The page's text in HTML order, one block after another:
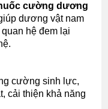
cường dương
dương vật nam
hệ đem lại
cường sinh lực,
cải thiện khả năng